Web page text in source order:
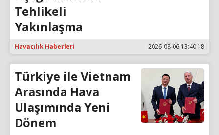
Tehlikeli
Yakınlaşma
Havacılık Haberleri 2026-08-06 13:40:18
Türkiye ile Vietnam
Arasında Hava
Ulaşımında Yeni
Dönem